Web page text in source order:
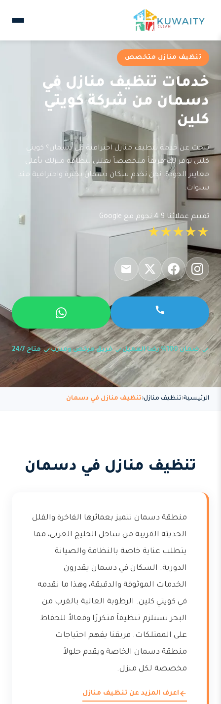
تنظيف منازل متخصص
خدمات تنظيف منازل في
دسمان من شركة كويتي
كلين
تبحث عن خدمة تنظيف منازل احترافية في دسمان؟ كويتي
كلين توفر لك فريقاً متخصصاً يعتني بنظافة منزلك بأعلى
معايير الجودة. نحن نخدم سكان دسمان بخبرة واحترافية منذ
سنوات.
تقييم عملائنا 4.9 نجوم مع Google
★★★★★
ضمان 100% رضا العميل فريق مرخص ومدرب متاح 24/7
الرئيسية تنظيف منازل تنظيف منازل في دسمان
تنظيف منازل في دسمان
منطقة دسمان تتميز بعمائرها الفاخرة والفلل
الحديثة القريبة من ساحل الخليج العربي، مما
يتطلب عناية خاصة بالنظافة والصيانة
الدورية. السكان في دسمان يقدرون
الخدمات الموثوقة والدقيقة، وهذا ما نقدمه
في كويتي كلين. الرطوبة العالية بالقرب من
البحر تستلزم تنظيفاً متكررًا وفعالاً للحفاظ
على الممتلكات. فريقنا يفهم احتياجات
منطقة دسمان الخاصة ويقدم حلولاً
مخصصة لكل منزل.
اعرف المزيد عن تنظيف منازل